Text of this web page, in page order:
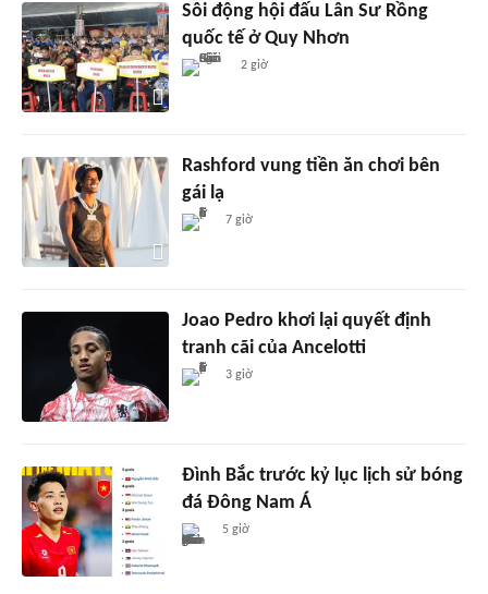
Sôi động hội đấu Lân Sư Rồng
quốc tế ở Quy Nhơn
2 giờ
Rashford vung tiền ăn chơi bên
gái lạ
7 giờ
Joao Pedro khơi lại quyết định
tranh cãi của Ancelotti
3 giờ
Đình Bắc trước kỷ lục lịch sử bóng
đá Đông Nam Á
5 giờ